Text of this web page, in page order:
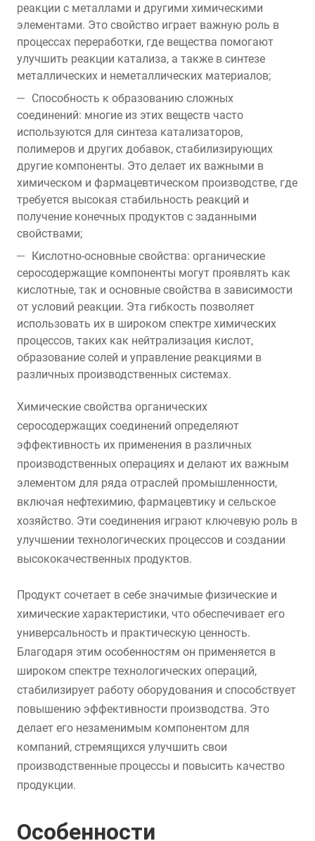
реакции с металлами и другими химическими
элементами. Это свойство играет важную роль в
процессах переработки, где вещества помогают
улучшить реакции катализа, а также в синтезе
металлических и неметаллических материалов;
Способность к образованию сложных
соединений: многие из этих веществ часто
используются для синтеза катализаторов,
полимеров и других добавок, стабилизирующих
другие компоненты. Это делает их важными в
химическом и фармацевтическом производстве, где
требуется высокая стабильность реакций и
получение конечных продуктов с заданными
свойствами;
Кислотно-основные свойства: органические
серосодержащие компоненты могут проявлять как
кислотные, так и основные свойства в зависимости
от условий реакции. Эта гибкость позволяет
использовать их в широком спектре химических
процессов, таких как нейтрализация кислот,
образование солей и управление реакциями в
различных производственных системах.
Химические свойства органических
серосодержащих соединений определяют
эффективность их применения в различных
производственных операциях и делают их важным
элементом для ряда отраслей промышленности,
включая нефтехимию, фармацевтику и сельское
хозяйство. Эти соединения играют ключевую роль в
улучшении технологических процессов и создании
высококачественных продуктов.
Продукт сочетает в себе значимые физические и
химические характеристики, что обеспечивает его
универсальность и практическую ценность.
Благодаря этим особенностям он применяется в
широком спектре технологических операций,
стабилизирует работу оборудования и способствует
повышению эффективности производства. Это
делает его незаменимым компонентом для
компаний, стремящихся улучшить свои
производственные процессы и повысить качество
продукции.
Особенности